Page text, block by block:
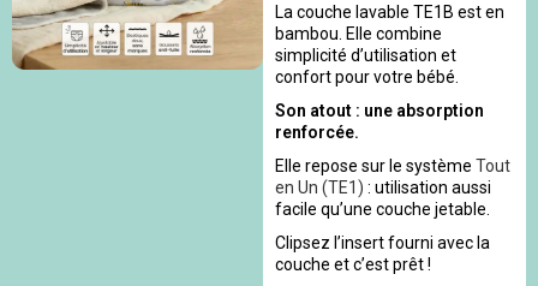
La couche lavable TE1B est en
bambou. Elle combine
simplicité d’utilisation et
confort pour votre bébé.
Son atout : une absorption
renforcée.
Elle repose sur le système Tout
en Un (TE1) : utilisation aussi
facile qu’une couche jetable.
Clipsez l’insert fourni avec la
couche et c’est prêt !